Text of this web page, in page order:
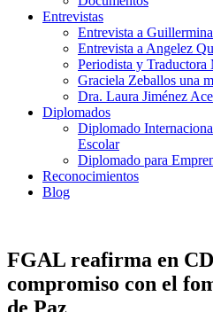
Entrevistas
Entrevista a
Entrevista a Angelez
Periodista y
Graciela Zeballos una
Dra. Laura Jiménez
Diplomados
Diplomado
Escolar
Diplomado para
Reconocimientos
Blog
FGAL reafirma en
compromiso con el